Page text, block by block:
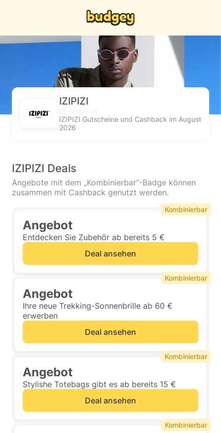
IZIPIZI
IZIPIZI Gutscheine und Cashback im August
2026
IZIPIZI Deals
Angebote mit dem „Kombinierbar“-Badge können
zusammen mit Cashback genutzt werden.
Angebot
Entdecken Sie Zubehör ab bereits 5 €
Deal ansehen
Kombinierbar
Angebot
Ihre neue Trekking-Sonnenbrille ab 60 €
erwerben
Deal ansehen
Kombinierbar
Angebot
Stylishe Totebags gibt es ab bereits 15 €
Deal ansehen
Kombinierbar
Kombinierbar